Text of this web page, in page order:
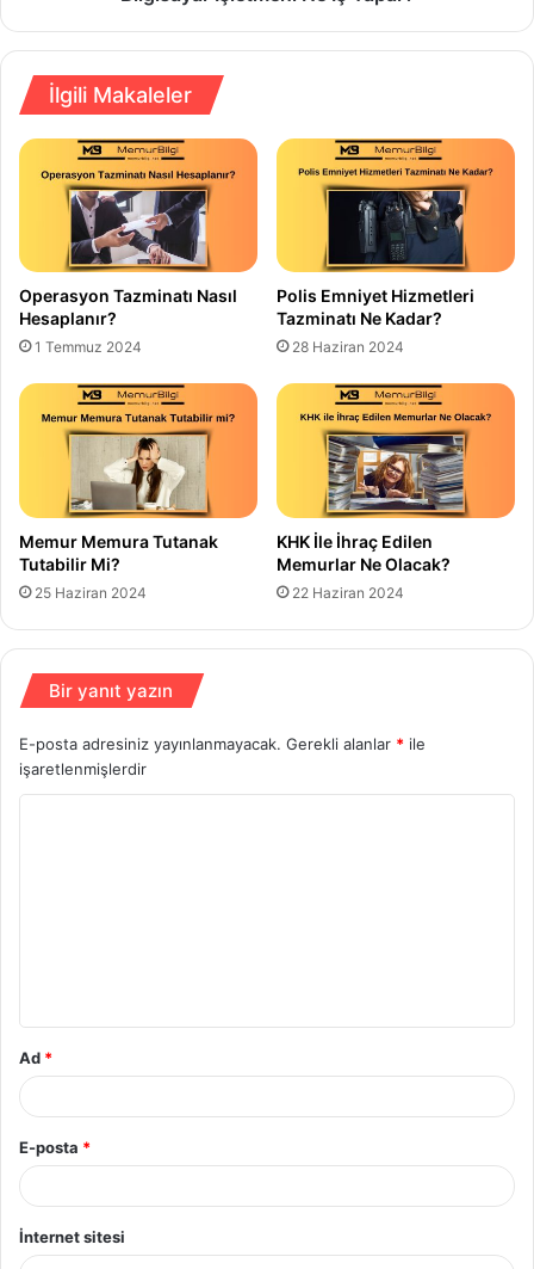
İlgili Makaleler
Operasyon Tazminatı Nasıl
Hesaplanır?
1 Temmuz 2024
Polis Emniyet Hizmetleri
Tazminatı Ne Kadar?
28 Haziran 2024
Memur Memura Tutanak
Tutabilir Mi?
25 Haziran 2024
KHK İle İhraç Edilen
Memurlar Ne Olacak?
22 Haziran 2024
Bir yanıt yazın
E-posta adresiniz yayınlanmayacak. Gerekli alanlar * ile
işaretlenmişlerdir
Ad *
E-posta *
İnternet sitesi